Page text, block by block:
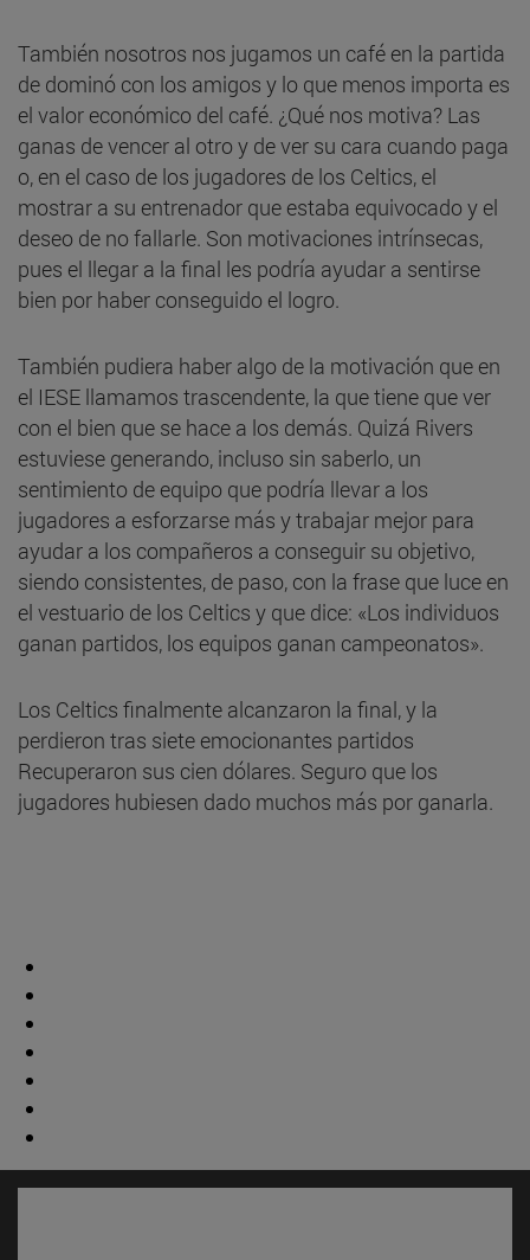
También nosotros nos jugamos un café en la partida
de dominó con los amigos y lo que menos importa es
el valor económico del café. ¿Qué nos motiva? Las
ganas de vencer al otro y de ver su cara cuando paga
o, en el caso de los jugadores de los Celtics, el
mostrar a su entrenador que estaba equivocado y el
deseo de no fallarle. Son motivaciones intrínsecas,
pues el llegar a la final les podría ayudar a sentirse
bien por haber conseguido el logro.
También pudiera haber algo de la motivación que en
el IESE llamamos trascendente, la que tiene que ver
con el bien que se hace a los demás. Quizá Rivers
estuviese generando, incluso sin saberlo, un
sentimiento de equipo que podría llevar a los
jugadores a esforzarse más y trabajar mejor para
ayudar a los compañeros a conseguir su objetivo,
siendo consistentes, de paso, con la frase que luce en
el vestuario de los Celtics y que dice: «Los individuos
ganan partidos, los equipos ganan campeonatos».
Los Celtics finalmente alcanzaron la final, y la
perdieron tras siete emocionantes partidos
Recuperaron sus cien dólares. Seguro que los
jugadores hubiesen dado muchos más por ganarla.